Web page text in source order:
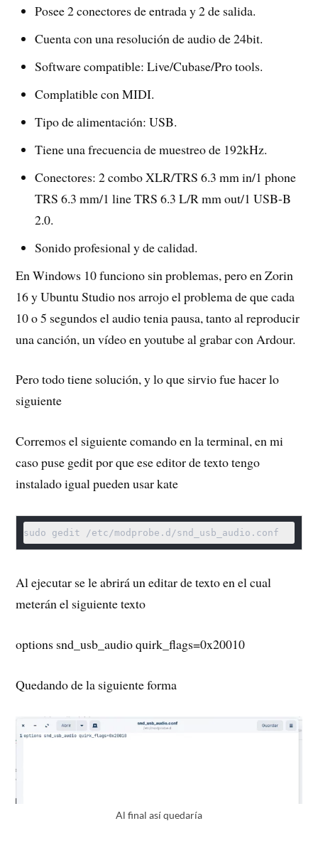
Posee 2 conectores de entrada y 2 de salida.
Cuenta con una resolución de audio de 24bit.
Software compatible: Live/Cubase/Pro tools.
Complatible con MIDI.
Tipo de alimentación: USB.
Tiene una frecuencia de muestreo de 192kHz.
Conectores: 2 combo XLR/TRS 6.3 mm in/1 phone
TRS 6.3 mm/1 line TRS 6.3 L/R mm out/1 USB-B
2.0.
Sonido profesional y de calidad.
En Windows 10 funciono sin problemas, pero en Zorin
16 y Ubuntu Studio nos arrojo el problema de que cada
10 o 5 segundos el audio tenia pausa, tanto al reproducir
una canción, un vídeo en youtube al grabar con Ardour.
Pero todo tiene solución, y lo que sirvio fue hacer lo
siguiente
Corremos el siguiente comando en la terminal, en mi
caso puse gedit por que ese editor de texto tengo
instalado igual pueden usar kate
sudo gedit /etc/modprobe.d/snd_usb_audio.conf
Al ejecutar se le abrirá un editar de texto en el cual
meterán el siguiente texto
options snd_usb_audio quirk_flags=0x20010
Quedando de la siguiente forma
Al final así quedaría